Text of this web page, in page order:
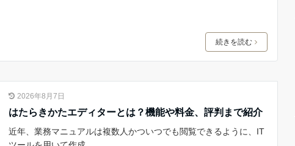
続きを読む
2026年8月7日
はたらきかたエディターとは？機能や料金、評判まで紹介
近年、業務マニュアルは複数人かついつでも閲覧できるように、IT